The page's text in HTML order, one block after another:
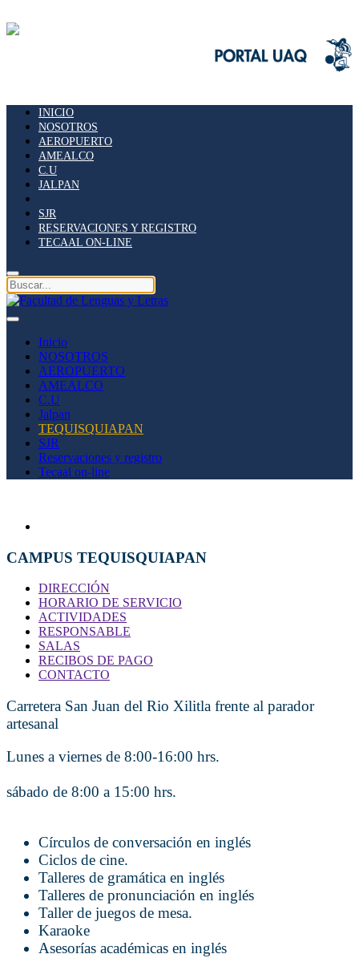
INICIO
NOSOTROS
AEROPUERTO
AMEALCO
C.U
JALPAN
SJR
RESERVACIONES Y REGISTRO
TECAAL ON-LINE
Inicio
NOSOTROS
AEROPUERTO
AMEALCO
C.U
Jalpan
TEQUISQUIAPAN
SJR
Reservaciones y registro
Tecaal on-line
CAMPUS TEQUISQUIAPAN
DIRECCIÓN
HORARIO DE SERVICIO
ACTIVIDADES
RESPONSABLE
SALAS
RECIBOS DE PAGO
CONTACTO
Carretera San Juan del Rio Xilitla frente al parador
artesanal
Lunes a viernes de 8:00-16:00 hrs.
sábado de 8:00 a 15:00 hrs.
Círculos de conversación en inglés
Ciclos de cine.
Talleres de gramática en inglés
Talleres de pronunciación en inglés
Taller de juegos de mesa.
Karaoke
Asesorías académicas en inglés